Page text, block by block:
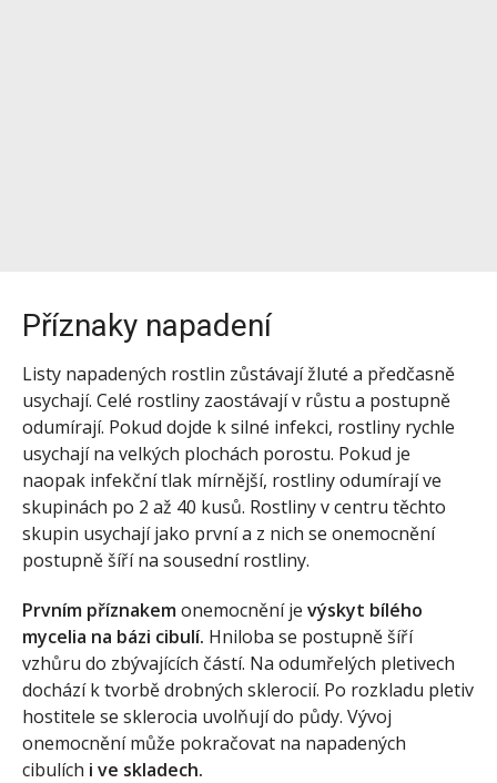
Příznaky napadení
Listy napadených rostlin zůstávají žluté a předčasně
usychají. Celé rostliny zaostávají v růstu a postupně
odumírají. Pokud dojde k silné infekci, rostliny rychle
usychají na velkých plochách porostu. Pokud je
naopak infekční tlak mírnější, rostliny odumírají ve
skupinách po 2 až 40 kusů. Rostliny v centru těchto
skupin usychají jako první a z nich se onemocnění
postupně šíří na sousední rostliny.
Prvním příznakemonemocnění je výskyt bílého
mycelia na bázi cibulí. Hniloba se postupně šíří
vzhůru do zbývajících částí. Na odumřelých pletivech
dochází k tvorbě drobných sklerocií. Po rozkladu pletiv
hostitele se sklerocia uvolňují do půdy. Vývoj
onemocnění může pokračovat na napadených
cibulích i ve skladech.